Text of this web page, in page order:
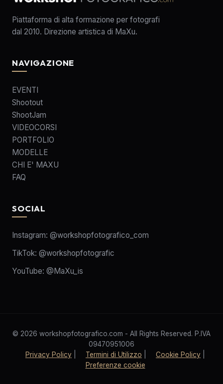
Piattaforma di alta formazione per fotografi
dal 2010. Direzione artistica di MaXu.
NAVIGAZIONE
EVENTI
Shootout
ShootJam
VIDEOCORSI
PORTFOLIO
MODELLE
CHI E' MAXU
FAQ
SOCIAL
Instagram: @workshopfotografico_com
TikTok: @workshopfotografic
YouTube: @MaXu_is
© 2026 workshopfotografico.com - All Rights Reserved. P.IVA
09470951006
Privacy Policy
Termini di Utilizzo Cookie Policy
Preferenze cookie